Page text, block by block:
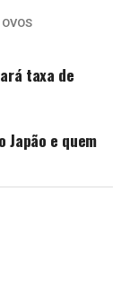
taxa de
Japão e quem